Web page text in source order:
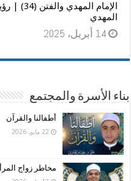
الإمام
المهدي
14 أبريل، 2025
بناء الأسرة والمجتمع
أطفالنا والقرآن
22 مايو، 2026
مخاطر زواج